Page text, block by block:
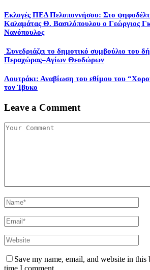
Εκλογές ΠΕΔ Πελοποννήσου: Στο
Καλαμάτας Θ. Βασιλόπουλου ο Γεώργιος
Νανόπουλος
Συνεδριάζει το δημοτικό συμβούλιο του
Περαχώρας–Αγίων Θεοδώρων
Λουτράκι: Αναβίωση του εθίμου του
τον Ίβυκο
Leave a Comment
Save my name, email, and website in